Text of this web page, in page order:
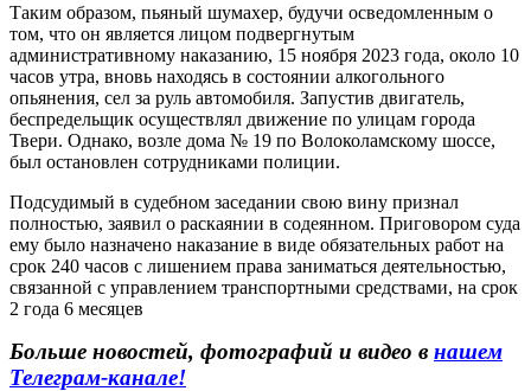
Таким образом, пьяный шумахер, будучи осведомленным о
том, что он является лицом подвергнутым
административному наказанию, 15 ноября 2023 года, около 10
часов утра, вновь находясь в состоянии алкогольного
опьянения, сел за руль автомобиля. Запустив двигатель,
беспредельщик осуществлял движение по улицам города
Твери. Однако, возле дома № 19 по Волоколамскому шоссе,
был остановлен сотрудниками полиции.
Подсудимый в судебном заседании свою вину признал
полностью, заявил о раскаянии в содеянном. Приговором суда
ему было назначено наказание в виде обязательных работ на
срок 240 часов с лишением права заниматься деятельностью,
связанной с управлением транспортными средствами, на срок
2 года 6 месяцев
Больше новостей, фотографий и видео в нашем
Телеграм-канале!